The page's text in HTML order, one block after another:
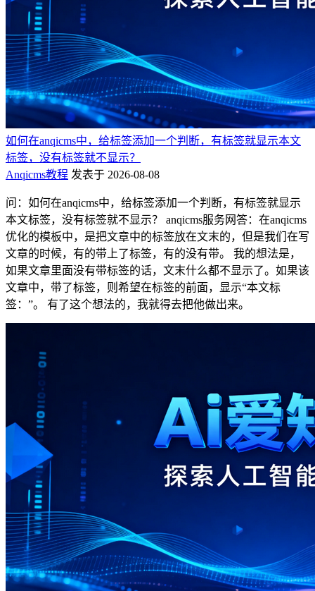
如何在anqicms中，给标签添加一个判断，有标签就显示本文
标签，没有标签就不显示？
Anqicms教程 发表于 2026-08-08
问：如何在anqicms中，给标签添加一个判断，有标签就显示
本文标签，没有标签就不显示？ anqicms服务网答：在anqicms
优化的模板中，是把文章中的标签放在文末的，但是我们在写
文章的时候，有的带上了标签，有的没有带。 我的想法是，
如果文章里面没有带标签的话，文末什么都不显示了。如果该
文章中，带了标签，则希望在标签的前面，显示“本文标
签：”。 有了这个想法的，我就得去把他做出来。